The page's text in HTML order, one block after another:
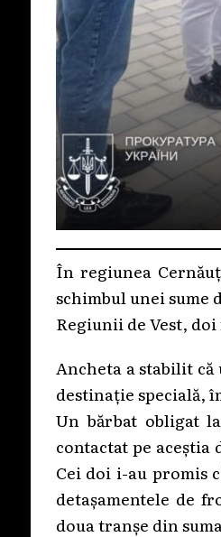
În regiunea
schimbul unei sume
Regiunii de Vest,
Ancheta a stabilit
destinație specială,
Un bărbat obligat
contactat pe
Cei doi i-au promis
detașamentele de
doua tranșe din